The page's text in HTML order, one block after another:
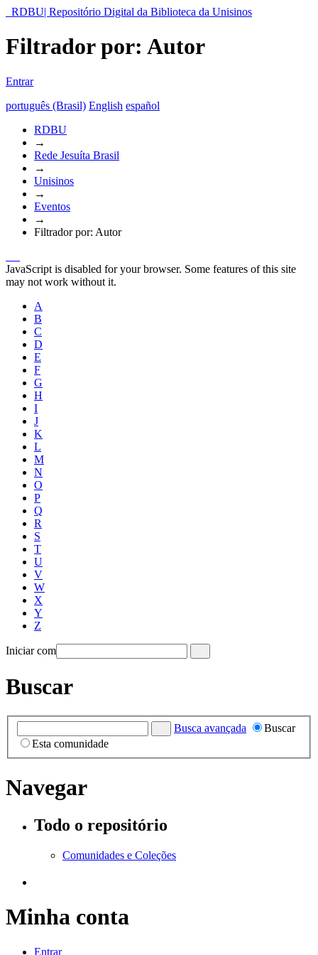
RDBU| Repositório Digital da Biblioteca da Unisinos
Filtrador por: Autor
Entrar
português (Brasil) English español
RDBU
→
Rede Jesuíta Brasil
→
Unisinos
→
Eventos
→
Filtrador por: Autor
JavaScript is disabled for your browser. Some features of this site
may not work without it.
A
B
C
D
E
F
G
H
I
J
K
L
M
N
O
P
Q
R
S
T
U
V
W
X
Y
Z
Iniciar com
Buscar
Busca avançada
Buscar
Esta comunidade
Navegar
Todo o repositório
Comunidades e Coleções
Minha conta
Entrar